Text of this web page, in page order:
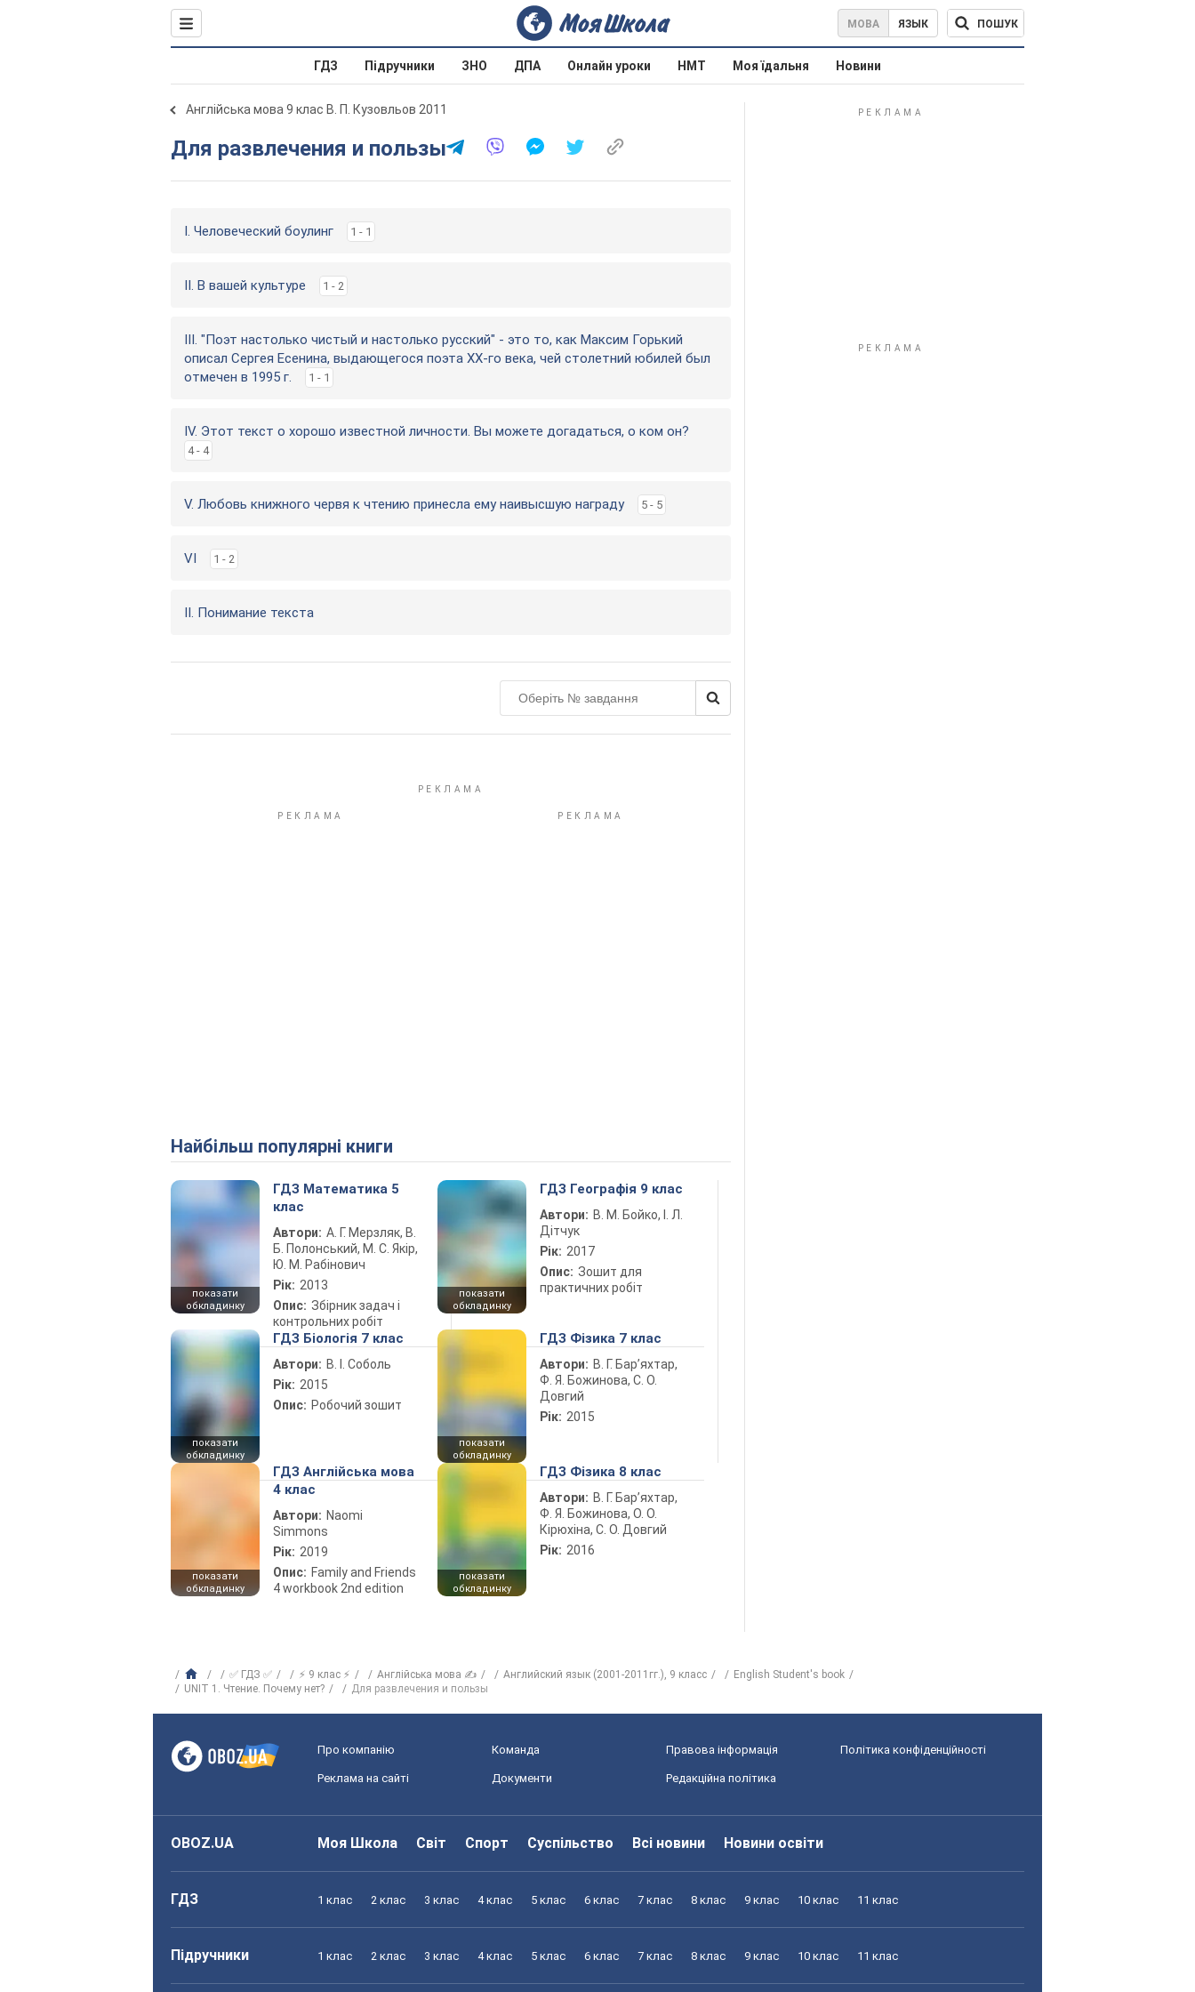
МОВА ЯЗЫК ПОШУК
ГДЗ Підручники ЗНО ДПА Онлайн уроки НМТ Моя їдальня Новини
Англійська мова 9 клас В. П. Кузовльов 2011
Для развлечения и пользы
I. Человеческий боулинг 1 - 1
II. В вашей культуре 1 - 2
III. "Поэт настолько чистый и настолько русский" - это то, как Максим Горький
описал Сергея Есенина, выдающегося поэта ХХ-го века, чей столетний юбилей был
отмечен в 1995 г.
1 - 1
IV. Этот текст о хорошо известной личности. Вы можете догадаться, о ком он?
4 - 4
V. Любовь книжного червя к чтению принесла ему наивысшую награду 5 - 5
VI 1 - 2
II. Понимание текста
Найбільш популярні книги
показати
обкладинку
ГДЗ Математика 5
клас
Автори: А. Г. Мерзляк, В.
Б. Полонський, М. С. Якір,
Ю. М. Рабінович
Рік: 2013
Опис: Збірник задач і
контрольних робіт
показати
обкладинку
ГДЗ Географія 9 клас
Автори: В. М. Бойко, І. Л.
Дітчук
Рік: 2017
Опис: Зошит для
практичних робіт
показати
обкладинку
ГДЗ Біологія 7 клас
Автори: В. І. Соболь
Рік: 2015
Опис: Робочий зошит
показати
обкладинку
ГДЗ Фізика 7 клас
Автори: В. Г. Бар’яхтар,
Ф. Я. Божинова, С. О.
Довгий
Рік: 2015
показати
обкладинку
ГДЗ Англійська мова
4 клас
Автори: Naomi
Simmons
Рік: 2019
Опис: Family and Friends
4 workbook 2nd edition
показати
обкладинку
ГДЗ Фізика 8 клас
Автори: В. Г. Бар’яхтар,
Ф. Я. Божинова, О. О.
Кірюхіна, С. О. Довгий
Рік: 2016
✅ ГДЗ ✅ ⚡ 9 клас ⚡ Англійська мова ✍ Английский язык (2001-2011гг.), 9 класс
English Student's book
UNIT 1. Чтение. Почему нет?
Для развлечения и пользы
Про компанію Команда Правова інформація Політика конфіденційності
Реклама на сайті Документи Редакційна політика
OBOZ.UA Моя Школа Світ Спорт Суспільство Всі новини Новини освіти
ГДЗ 1 клас 2 клас 3 клас 4 клас 5 клас 6 клас 7 клас 8 клас 9 клас 10 клас 11 клас
Підручники 1 клас 2 клас 3 клас 4 клас 5 клас 6 клас 7 клас 8 клас 9 клас 10 клас 11 клас